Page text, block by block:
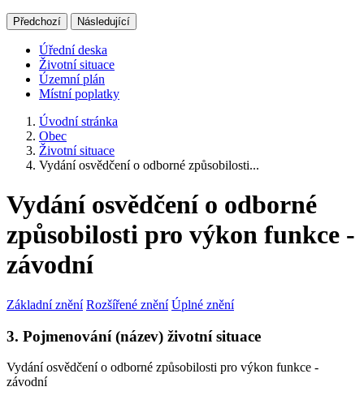
Předchozí Následující
Úřední deska
Životní situace
Územní plán
Místní poplatky
Úvodní stránka
Obec
Životní situace
Vydání osvědčení o odborné způsobilosti...
Vydání osvědčení o odborné
způsobilosti pro výkon funkce -
závodní
Základní znění Rozšířené znění Úplné znění
3. Pojmenování (název) životní situace
Vydání osvědčení o odborné způsobilosti pro výkon funkce -
závodní